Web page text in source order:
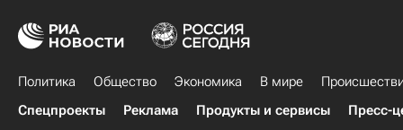
Политика Общество Экономика В мире
Спецпроекты
Реклама Продукты и сервисы Пресс-